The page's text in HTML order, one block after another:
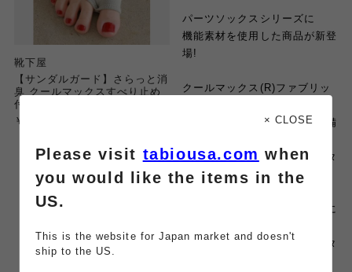
靴下屋
【サンダルガード】さらっと消
臭 クールマックスすべり止め
付トングタイプ
￥800
パーツソックスシリーズに
機能素材を使用した商品が新登
場!
クールマックス(R)ファブリッ
吸水速乾性と消臭機能を兼ね備
ムレやすい夏場のサンダルスタ
イルにおすすめ。
脱げにくいよう、小指の内側に
※肌にやさしいノンシリコンタ
× CLOSE
Please visit tabiousa.com when
you would like the items in the
US.
This is the website for Japan market and doesn't
ship to the US.